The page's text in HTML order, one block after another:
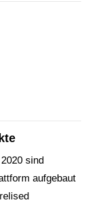
sind
aufgebaut